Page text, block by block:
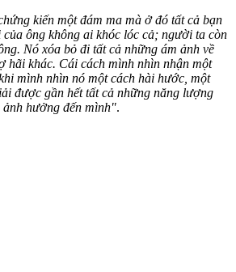
kiến một đám ma mà ở đó tất cả bạn
của ông không ai khóc lóc cả; người ta còn
Nó xóa bỏ đi tất cả những ám ảnh về
hãi khác. Cái cách mình nhìn nhận một
mình nhìn nó một cách hài hước, một
được gần hết tất cả những năng lượng
hưởng đến mình".